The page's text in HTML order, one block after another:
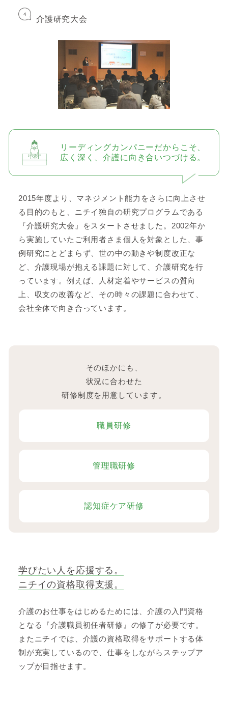
介護研究大会
リーディングカンパニーだからこそ、
広く深く、介護に向き合いつづける。
2015年度より、マネジメント能力をさらに向上させ
る目的のもと、ニチイ独自の研究プログラムである
『介護研究大会』をスタートさせました。2002年か
ら実施していたご利用者さま個人を対象とした、事
例研究にとどまらず、世の中の動きや制度改正な
ど、介護現場が抱える課題に対して、介護研究を行
っています。例えば、人材定着やサービスの質向
上、収支の改善など、その時々の課題に合わせて、
会社全体で向き合っています。
そのほかにも、
状況に合わせた
研修制度を用意しています。
職員研修
管理職研修
認知症ケア研修
学びたい人を応援する。
ニチイの資格取得支援。
介護のお仕事をはじめるためには、介護の入門資格
となる『介護職員初任者研修』の修了が必要です。
またニチイでは、介護の資格取得をサポートする体
制が充実しているので、仕事をしながらステップア
ップが目指せます。